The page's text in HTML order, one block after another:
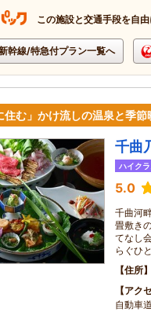
この施設と交通手段を自
幹線/特急付プラン一覧へ
住む」かけ流しの温泉と季
千曲
ハイクラ
5.0
千曲河
畳敷き
てなし
らぐひ
住所
アク
自動車